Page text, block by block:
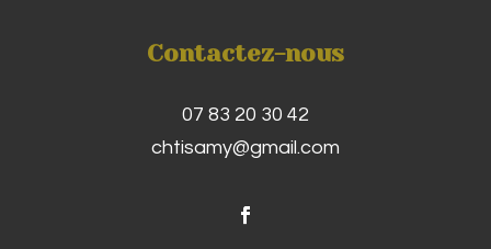
Contactez-nous
07 83 20 30 42
chtisamy@gmail.com